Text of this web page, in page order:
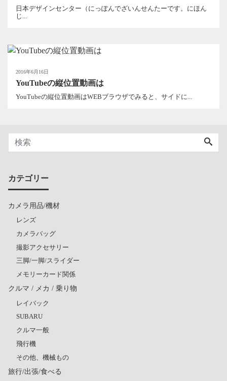
日本デザインセンター（にっぽんでざいんせんたーです。にほん
じ...
2016年6月16日
YouTubeの縦位置動画は
YouTubeの縦位置動画はWEBブラウザでみると、サイドに...
カテゴリー
カメラ用品/機材
レンズ
カメラバッグ
撮影アクセサリー
三脚/一脚/スライダー
メモリーカード関係
クルマ / メカ / 乗り物
レイバック
SUBARU
クルマ一般
飛行機
その他、機械もの
旅行/出張/食べる